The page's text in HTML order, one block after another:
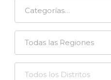
Categorías…
Todas las Regiones
Todos los Distritos